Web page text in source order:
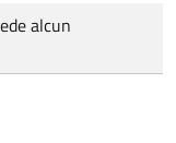
alcun